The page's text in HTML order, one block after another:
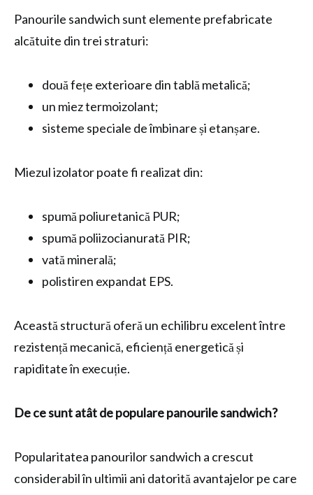
Panourile sandwich sunt elemente prefabricate
alcătuite din trei straturi:
două fețe exterioare din tablă metalică;
un miez termoizolant;
sisteme speciale de îmbinare și etanșare.
Miezul izolator poate fi realizat din:
spumă poliuretanică PUR;
spumă poliizocianurată PIR;
vată minerală;
polistiren expandat EPS.
Această structură oferă un echilibru excelent între
rezistență mecanică, eficiență energetică și
rapiditate în execuție.
De ce sunt atât de populare panourile sandwich?
Popularitatea panourilor sandwich a crescut
considerabil în ultimii ani datorită avantajelor pe care